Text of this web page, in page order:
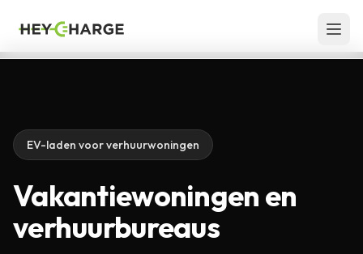
EV-laden voor verhuurwoningen
Vakantiewoningen en
verhuurbureaus